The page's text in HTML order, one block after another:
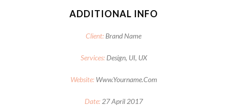
ADDITIONAL INFO
Client: Brand Name
Services: Design, UI, UX
Website: Www.yourname.com
Date: 27 April 2017